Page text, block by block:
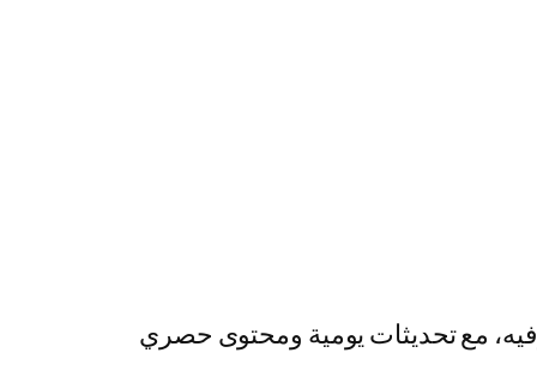
مع تحديثات يومية ومحتوى حصري